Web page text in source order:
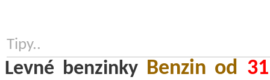
Tipy..
Levné benzinkyBenzin od